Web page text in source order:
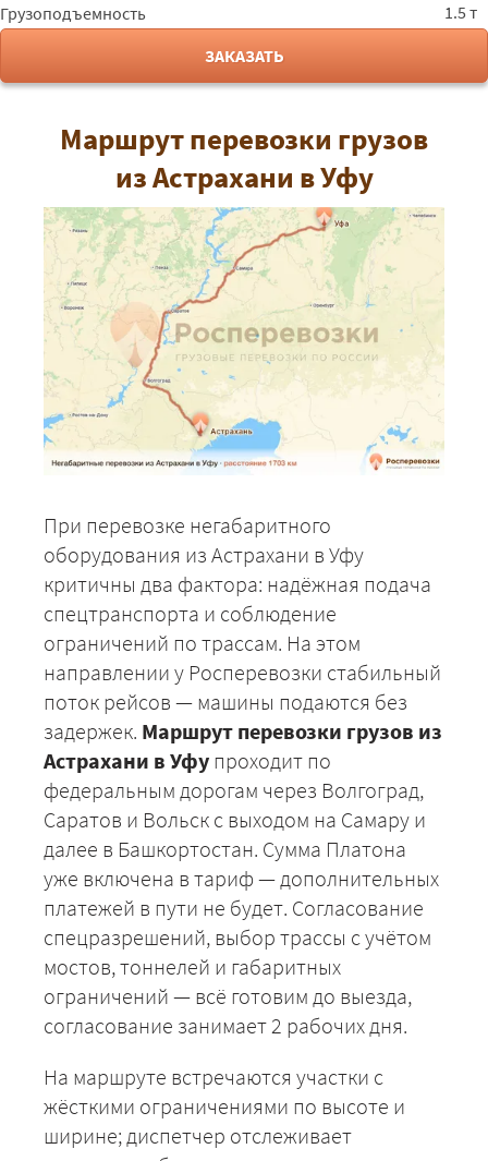
Грузоподъемность
1.5 т
ЗАКАЗАТЬ
Маршрут перевозки грузов
из Астрахани в Уфу
При перевозке негабаритного
оборудования из Астрахани в Уфу
критичны два фактора: надёжная подача
спецтранспорта и соблюдение
ограничений по трассам. На этом
направлении у Росперевозки стабильный
поток рейсов — машины подаются без
задержек. Маршрут перевозки грузов из
Астрахани в Уфу проходит по
федеральным дорогам через Волгоград,
Саратов и Вольск с выходом на Самару и
далее в Башкортостан. Сумма Платона
уже включена в тариф — дополнительных
платежей в пути не будет. Согласование
спецразрешений, выбор трассы с учётом
мостов, тоннелей и габаритных
ограничений — всё готовим до выезда,
согласование занимает 2 рабочих дня.
На маршруте встречаются участки с
жёсткими ограничениями по высоте и
ширине; диспетчер отслеживает